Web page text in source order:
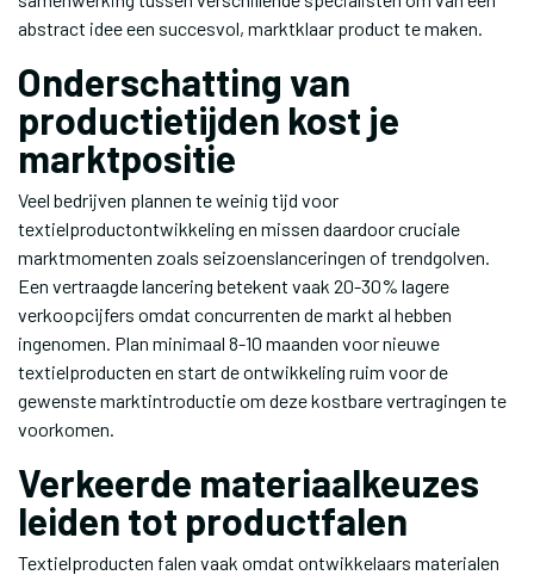
abstract idee een succesvol, marktklaar product te maken.
Onderschatting van
productietijden kost je
marktpositie
Veel bedrijven plannen te weinig tijd voor
textielproductontwikkeling en missen daardoor cruciale
marktmomenten zoals seizoenslanceringen of trendgolven.
Een vertraagde lancering betekent vaak 20-30% lagere
verkoopcijfers omdat concurrenten de markt al hebben
ingenomen. Plan minimaal 8-10 maanden voor nieuwe
textielproducten en start de ontwikkeling ruim voor de
gewenste marktintroductie om deze kostbare vertragingen te
voorkomen.
Verkeerde materiaalkeuzes
leiden tot productfalen
Textielproducten falen vaak omdat ontwikkelaars materialen